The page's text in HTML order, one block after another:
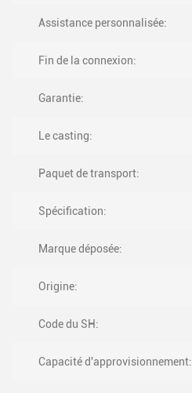
Assistance personnalisée:
Fin de la connexion:
Garantie:
Le casting:
Paquet de transport:
Spécification:
Marque déposée:
Origine:
Code du SH:
Capacité d'approvisionnement: